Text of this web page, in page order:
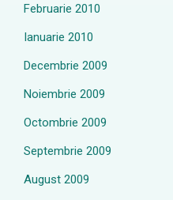
Februarie 2010
Ianuarie 2010
Decembrie 2009
Noiembrie 2009
Octombrie 2009
Septembrie 2009
August 2009